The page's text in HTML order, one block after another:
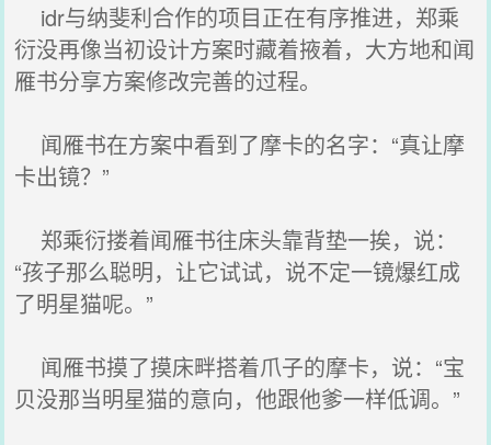
idr与纳斐利合作的项目正在有序推进，郑乘
衍没再像当初设计方案时藏着掖着，大方地和闻
雁书分享方案修改完善的过程。
闻雁书在方案中看到了摩卡的名字：“真让摩
卡出镜？”
郑乘衍搂着闻雁书往床头靠背垫一挨，说：
“孩子那么聪明，让它试试，说不定一镜爆红成
了明星猫呢。”
闻雁书摸了摸床畔搭着爪子的摩卡，说：“宝
贝没那当明星猫的意向，他跟他爹一样低调。”